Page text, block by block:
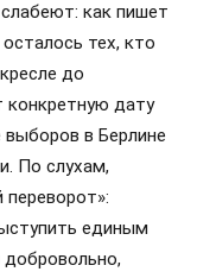
как пишет
тех, кто
до
конкретную дату
выборов в Берлине
По слухам,
единым